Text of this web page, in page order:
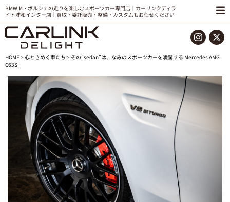
BMW M・ポルシェの走りを楽しむスポーツカー専門店｜カーリンクディラ
イト浦和インター店｜買取・委託販売・整備・カスタムもお任せください
HOME>心ときめく車たち > その”sedan”は、なみのスポーツカーを凌駕する Mercedes AMG
C63S